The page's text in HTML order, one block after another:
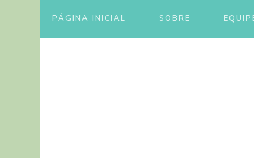
PÁGINA INICIAL SOBRE